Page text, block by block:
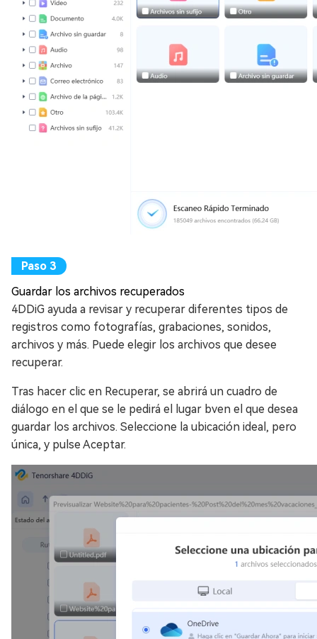
Guardar los archivos recuperados
4DDiG ayuda a revisar y recuperar diferentes tipos de
registros como fotografías, grabaciones, sonidos,
archivos y más. Puede elegir los archivos que desee
recuperar.
Tras hacer clic en Recuperar, se abrirá un cuadro de
diálogo en el que se le pedirá el lugar bven el que desea
guardar los archivos. Seleccione la ubicación ideal, pero
única, y pulse Aceptar.